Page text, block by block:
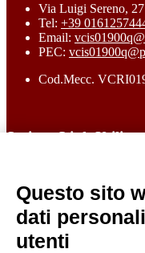
Via Luigi Sereno,
Tel: +39
Email:
PEC:
Cod.Mecc.
Sezione Link Utili
Informativa Privacy
Ufficio Relazioni
Dichiarazione di
Obiettivi di
Questo sito
dati
utenti